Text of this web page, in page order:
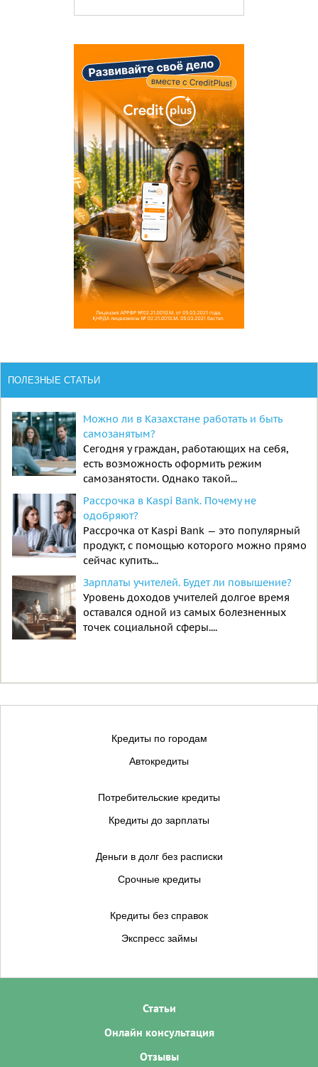
ПОЛЕЗНЫЕ СТАТЬИ
Можно ли в Казахстане работать и быть
самозанятым?
Сегодня у граждан, работающих на себя,
есть возможность оформить режим
самозанятости. Однако такой...
Рассрочка в Kaspi Bank. Почему не
одобряют?
Рассрочка от Kaspi Bank — это популярный
продукт, с помощью которого можно прямо
сейчас купить...
Зарплаты учителей. Будет ли повышение?
Уровень доходов учителей долгое время
оставался одной из самых болезненных
точек социальной сферы....
Кредиты по городам
Автокредиты
Потребительские кредиты
Кредиты до зарплаты
Деньги в долг без расписки
Срочные кредиты
Кредиты без справок
Экспресс займы
Статьи
Онлайн консультация
Отзывы